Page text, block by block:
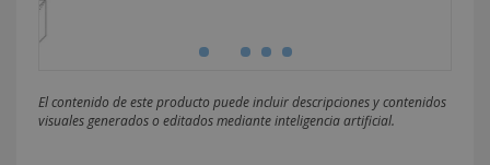
El contenido de este producto puede incluir descripciones y contenidos
visuales generados o editados mediante inteligencia artificial.